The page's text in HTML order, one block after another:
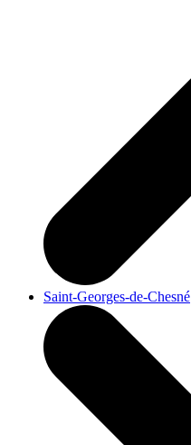
Saint-Georges-de-Chesné